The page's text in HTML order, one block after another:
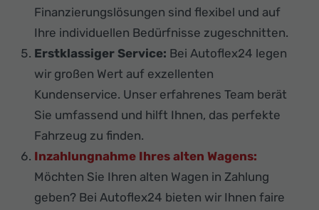
Finanzierungslösungen sind flexibel und auf
Ihre individuellen Bedürfnisse zugeschnitten.
Erstklassiger Service: Bei Autoflex24 legen
wir großen Wert auf exzellenten
Kundenservice. Unser erfahrenes Team berät
Sie umfassend und hilft Ihnen, das perfekte
Fahrzeug zu finden.
Inzahlungnahme Ihres alten Wagens:
Möchten Sie Ihren alten Wagen in Zahlung
geben? Bei Autoflex24 bieten wir Ihnen faire